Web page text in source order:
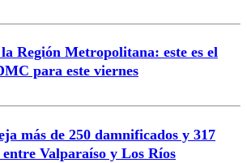
Enviar comentario
Región Metropolitana: este es el
para este viernes
más de 250 damnificados y 317
entre Valparaíso y Los Ríos